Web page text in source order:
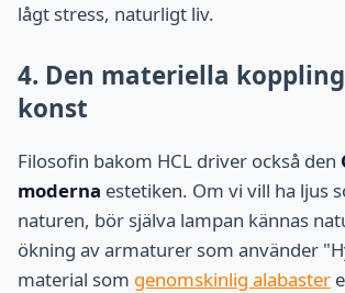
lågt stress, naturligt liv.
4. Den materiella
konst
Filosofin bakom HCL driver också den
moderna estetiken. Om vi vill ha ljus
naturen, bör själva lampan kännas
ökning av armaturer som använder
material som genomskinlig alabaster